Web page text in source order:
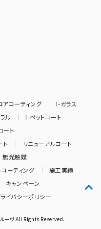
アコーティング
I-ガラス
ル
I-ペットコート
ート
ト
リニューアルコート
無光触媒
ーティング
施工実績
キャンペーン
イバシーポリシー
ーヴ All Rights Reserved.